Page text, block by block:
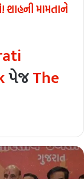
મામતાને
પેજThe